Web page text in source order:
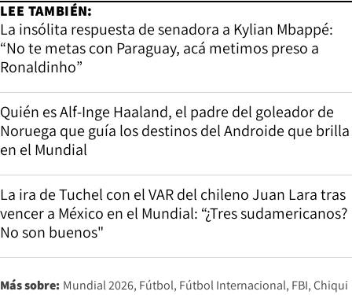
LEE TAMBIÉN:
La insólita respuesta de senadora a Kylian Mbappé:
“No te metas con Paraguay, acá metimos preso a
Ronaldinho”
Quién es Alf-Inge Haaland, el padre del goleador de
Noruega que guía los destinos del Androide que brilla
en el Mundial
La ira de Tuchel con el VAR del chileno Juan Lara tras
vencer a México en el Mundial: “¿Tres sudamericanos?
No son buenos"
Más sobre: Mundial 2026 Fútbol Fútbol Internacional FBI Chiqui